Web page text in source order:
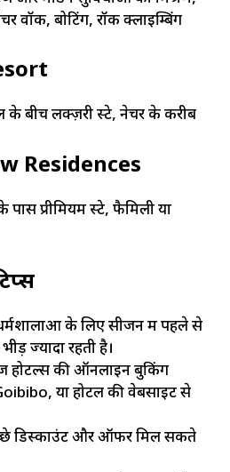
वॉक, बोटिंग, रॉक क्लाइम्बिंग
के बीच लक्ज़री स्टे, नेचर के करीब
Residences
पास प्रीमियम स्टे, फैमिली या
के लिए सीजन में पहले से
ज्यादा रहती है।
होटल्स की ऑनलाइन बुकिंग
या होटल की वेबसाइट से
डिस्काउंट और ऑफर मिल सकते